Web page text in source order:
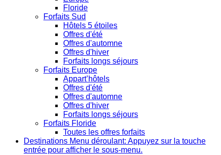
Floride
Forfaits Sud
Hôtels 5 étoiles
Offres d'été
Offres d'automne
Offres d'hiver
Forfaits longs séjours
Forfaits Europe
Appart’hôtels
Offres d'été
Offres d'automne
Offres d'hiver
Forfaits longs séjours
Forfaits Floride
Toutes les offres forfaits
Destinations Menu déroulant: Appuyez sur la touche
entrée pour afficher le sous-menu.